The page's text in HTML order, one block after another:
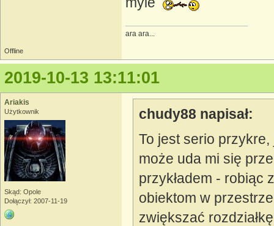
ara ara...
Offline
2019-10-13 13:11:01
Ariakis
Użytkownik
Skąd: Opole
Dołączył: 2007-11-19
chudy88 napisał:
To jest serio
może uda mi się
przykładem - robiąc
obiektom w
zwiększać